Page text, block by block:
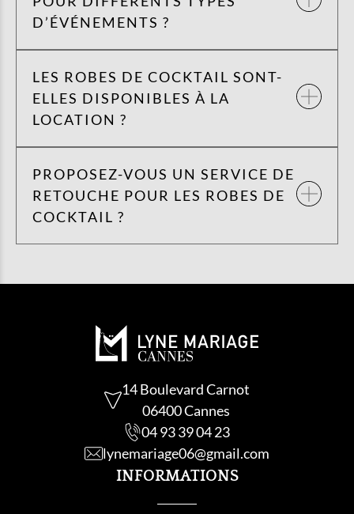
D’ÉVÉNEMENTS ?
LES ROBES DE COCKTAIL SONT-
ELLES DISPONIBLES À LA
LOCATION ?
PROPOSEZ-VOUS UN SERVICE DE
RETOUCHE POUR LES ROBES DE
COCKTAIL ?
14 Boulevard Carnot
06400 Cannes
04 93 39 04 23
lynemariage06@gmail.com
INFORMATIONS